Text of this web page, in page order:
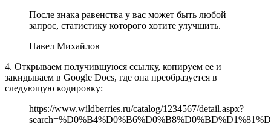
После знака равенства у вас может быть любой
запрос, статистику которого хотите улучшить.
Павел Михайлов
4. Открываем получившуюся ссылку, копируем ее и
закидываем в Google Docs, где она преобразуется в
следующую кодировку:
https://www.wildberries.ru/catalog/1234567/detail.aspx?